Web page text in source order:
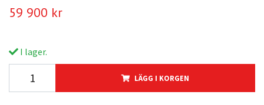
59 900 kr
I lager.
LÄGG I KORGEN